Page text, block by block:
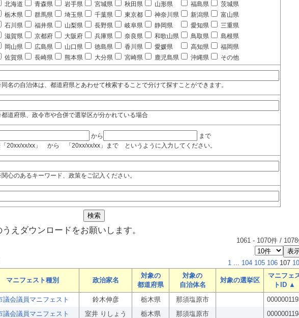
北海道 青森県 岩手県 宮城県 秋田県 山形県 福島県
茨城県
栃木県
群馬県 埼玉県 千葉県 東京都 神奈川県 新潟県
富山県
石川県
福井県 山梨県 長野県 岐阜県 静岡県 愛知県
三重県
滋賀県
京都府 大阪府 兵庫県 奈良県 和歌山県 鳥取県
島根県
岡山県
広島県 山口県 徳島県 香川県 愛媛県 高知県
福岡県
佐賀県
長崎県 熊本県 大分県 宮崎県 鹿児島県 沖縄県 その他
名の自治体は、都道府県とあわせて検索することで分けて探すことができます。
道府県、政令市や合併で選挙区が分かれている場合
から
まで
20xx/xx/xx」 から 「20xx/xx/xx」まで というように入力してください。
心のあるキーワード、政策をご記入ください。
うえダウンロードをお願いします。
1061 - 1070件 / 1078
1 ... 104 105 106 107
マニフェスト種別 政治家名
対象の
都道府県
対象の
自治体名
対象の選挙区
マニフェ
トID ▲
議会議員マニフェスト 鈴木伸彦 栃木県 那須塩原市
議会議員マニフェスト 室井 りしょう 栃木県 那須塩原市